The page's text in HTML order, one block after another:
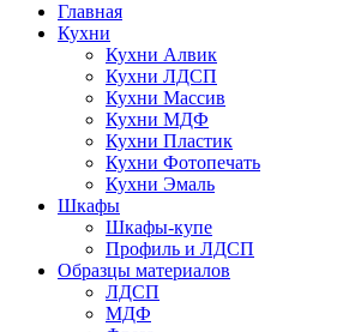
Главная
Кухни
Кухни Алвик
Кухни ЛДСП
Кухни Массив
Кухни МДФ
Кухни Пластик
Кухни Фотопечать
Кухни Эмаль
Шкафы
Шкафы-купе
Профиль и ЛДСП
Образцы материалов
ЛДСП
МДФ